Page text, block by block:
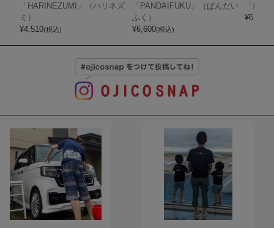
「HARINEZUMI」（ハリネズ
ミ）
¥4,510(税込)
「PANDAIFUKU」（ぱんだい
ふく）
¥6,600(税込)
「鳥獣
¥6,600